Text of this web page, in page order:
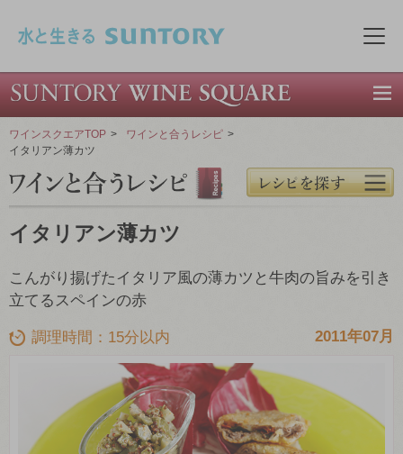
メ
ワインスクエアTOP > ワインと合うレシピ >
イタリアン薄カツ
イタリアン薄カツ
こんがり揚げたイタリア風の薄カツと牛肉の旨みを引き
立てるスペインの赤
調理時間：15分以内 2011年07月